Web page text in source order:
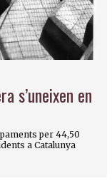
s’uneixen en
per 44,50
a Catalunya